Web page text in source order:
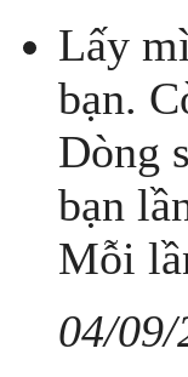
Lấy
bạn.
Dòng
bạn
Mỗi
04/